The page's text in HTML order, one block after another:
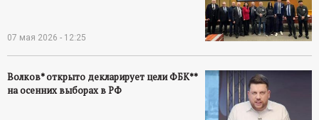
07 мая 2026 - 12:25
Волков* открыто декларирует цели ФБК**
на осенних выборах в РФ